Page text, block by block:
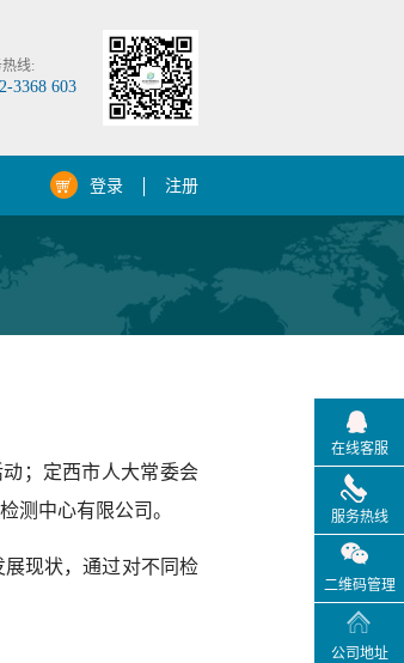
线:
3368 603
登录 注册
；定西市人大常委会
测中心有限公司。
现状，通过对不同检
在线客服
服务热线
二维码管理
公司地址